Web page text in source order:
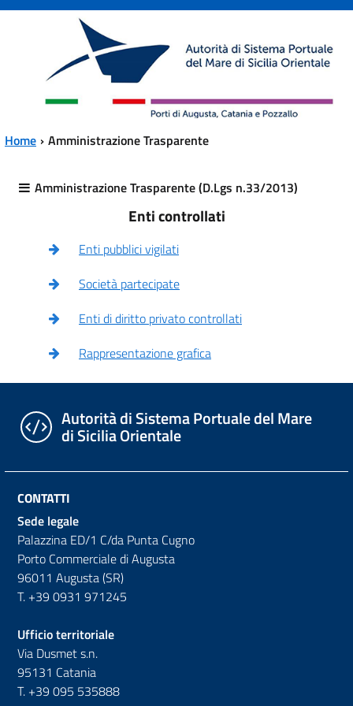
Vai al contenuto principale
Vai al menu principale
Home Amministrazione Trasparente
Amministrazione Trasparente (D.Lgs n.33/2013)
Enti controllati
Enti pubblici vigilati
Società partecipate
Enti di diritto privato controllati
Rappresentazione grafica
Autorità di Sistema Portuale del Mare
di Sicilia Orientale
CONTATTI
Sede legale
Palazzina ED/1 C/da Punta Cugno
Porto Commerciale di Augusta
96011 Augusta (SR)
T. +39 0931 971245
Ufficio territoriale
Via Dusmet s.n.
95131 Catania
T. +39 095 535888